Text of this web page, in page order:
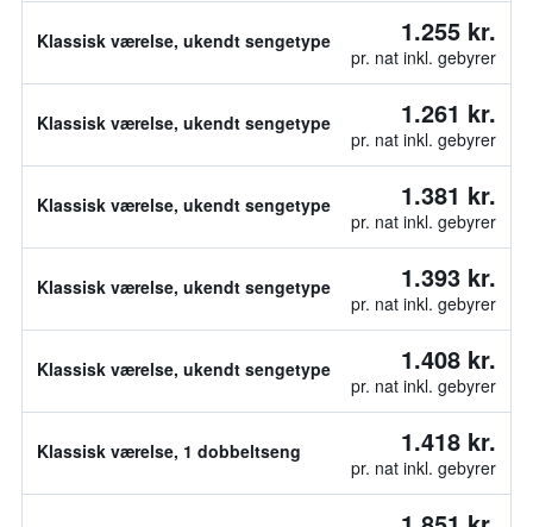
Klassisk værelse, ukendt sengetype 1.255 kr.
pr. nat inkl. gebyrer
Klassisk værelse, ukendt sengetype 1.261 kr.
pr. nat inkl. gebyrer
Klassisk værelse, ukendt sengetype 1.381 kr.
pr. nat inkl. gebyrer
Klassisk værelse, ukendt sengetype 1.393 kr.
pr. nat inkl. gebyrer
Klassisk værelse, ukendt sengetype 1.408 kr.
pr. nat inkl. gebyrer
Klassisk værelse, 1 dobbeltseng 1.418 kr.
pr. nat inkl. gebyrer